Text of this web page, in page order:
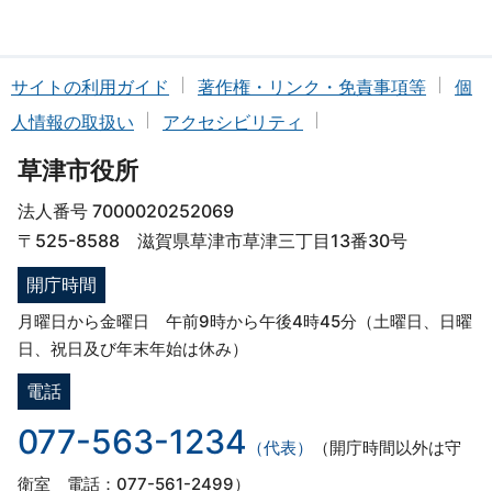
サイトの利用ガイド 著作権・リンク・免責事項等
個
人情報の取扱い
アクセシビリティ
草津市役所
法人番号 7000020252069
〒525-8588 滋賀県草津市草津三丁目13番30号
開庁時間
月曜日から金曜日 午前9時から午後4時45分（土曜日、日曜
日、祝日及び年末年始は休み）
電話
077-563-1234 （代表）
（開庁時間以外は守
衛室 電話：077-561-2499）